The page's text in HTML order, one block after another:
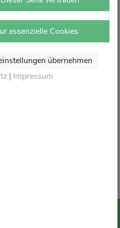
besten Service rund um Ihre
essenzielle Cookies
übernehmen
| Impressum